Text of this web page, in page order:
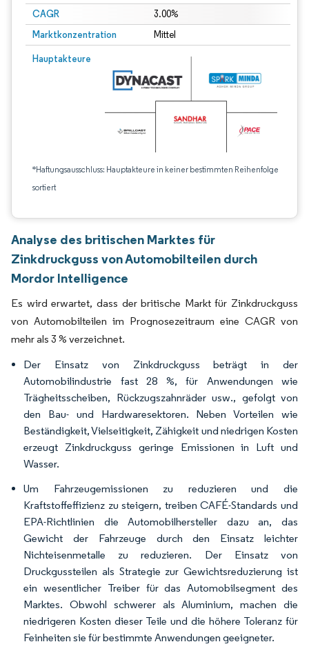
CAGR 3.00%
Marktkonzentration Mittel
Hauptakteure
*Haftungsausschluss: Hauptakteure in keiner bestimmten Reihenfolge
sortiert
Analyse des britischen Marktes für
Zinkdruckguss von Automobilteilen durch
Mordor Intelligence
Es wird erwartet, dass der britische Markt für Zinkdruckguss
von Automobilteilen im Prognosezeitraum eine CAGR von
mehr als 3 % verzeichnet.
Der Einsatz von Zinkdruckguss beträgt in der
Automobilindustrie fast 28 %, für Anwendungen wie
Trägheitsscheiben, Rückzugszahnräder usw., gefolgt von
den Bau- und Hardwaresektoren. Neben Vorteilen wie
Beständigkeit, Vielseitigkeit, Zähigkeit und niedrigen Kosten
erzeugt Zinkdruckguss geringe Emissionen in Luft und
Wasser.
Um Fahrzeugemissionen zu reduzieren und die
Kraftstoffeffizienz zu steigern, treiben CAFÉ-Standards und
EPA-Richtlinien die Automobilhersteller dazu an, das
Gewicht der Fahrzeuge durch den Einsatz leichter
Nichteisenmetalle zu reduzieren. Der Einsatz von
Druckgussteilen als Strategie zur Gewichtsreduzierung ist
ein wesentlicher Treiber für das Automobilsegment des
Marktes. Obwohl schwerer als Aluminium, machen die
niedrigeren Kosten dieser Teile und die höhere Toleranz für
Feinheiten sie für bestimmte Anwendungen geeigneter.